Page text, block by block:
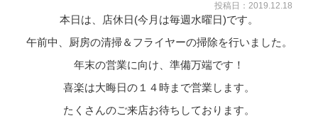
投稿日：2019.12.18
本日は、店休日(今月は毎週水曜日)です。
午前中、厨房の清掃＆フライヤーの掃除を行いました。
年末の営業に向け、準備万端です！
喜楽は大晦日の１４時まで営業します。
たくさんのご来店お待ちしております。